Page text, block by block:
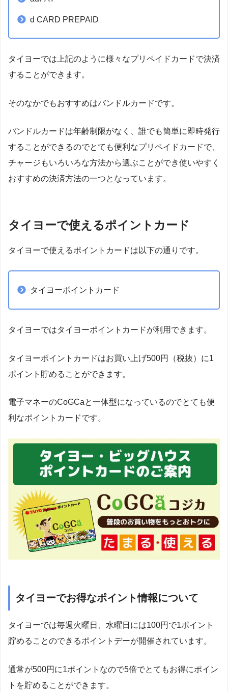
d CARD PREPAID
タイヨーでは上記のように様々なプリペイドカードで決済
することができます。
そのなかでもおすすめはバンドルカードです。
バンドルカードは年齢制限がなく、誰でも簡単に即時発行
することができるのでとても便利なプリペイドカードで、
チャージもいろいろな方法から選ぶことができ使いやすく
おすすめの決済方法の一つとなっています。
タイヨーで使えるポイントカード
タイヨーで使えるポイントカードは以下の通りです。
タイヨーポイントカード
タイヨーではタイヨーポイントカードが利用できます。
タイヨーポイントカードはお買い上げ500円（税抜）に1
ポイント貯めることができます。
電子マネーのCoGCaと一体型になっているのでとても便
利なポイントカードです。
タイヨーでお得なポイント情報について
タイヨーでは毎週火曜日、水曜日には100円で1ポイント
貯めることのできるポイントデーが開催されています。
通常が500円に1ポイントなので5倍でとてもお得にポイン
トを貯めることができます。